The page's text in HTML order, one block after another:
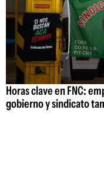
Horas clave en FNC:
gobierno y sindicato